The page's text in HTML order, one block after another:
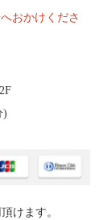
おかけくださ
)
けます。